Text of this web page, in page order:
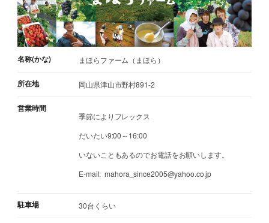
名称(かな) まほらファーム（まほら）
所在地 岡山県津山市野村891-2
営業時間
季節によりフレックス
だいたい9:00～16:00
いないこともあるのでお電話をお願いします。
E-mail: mahora_since2005@yahoo.co.jp
駐車場 30台くらい